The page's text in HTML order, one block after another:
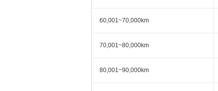
60,001~70,000km
70,001~80,000km
80,001~90,000km